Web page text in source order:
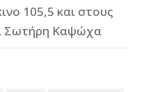
105,5 και στους
Σωτήρη Καψώχα